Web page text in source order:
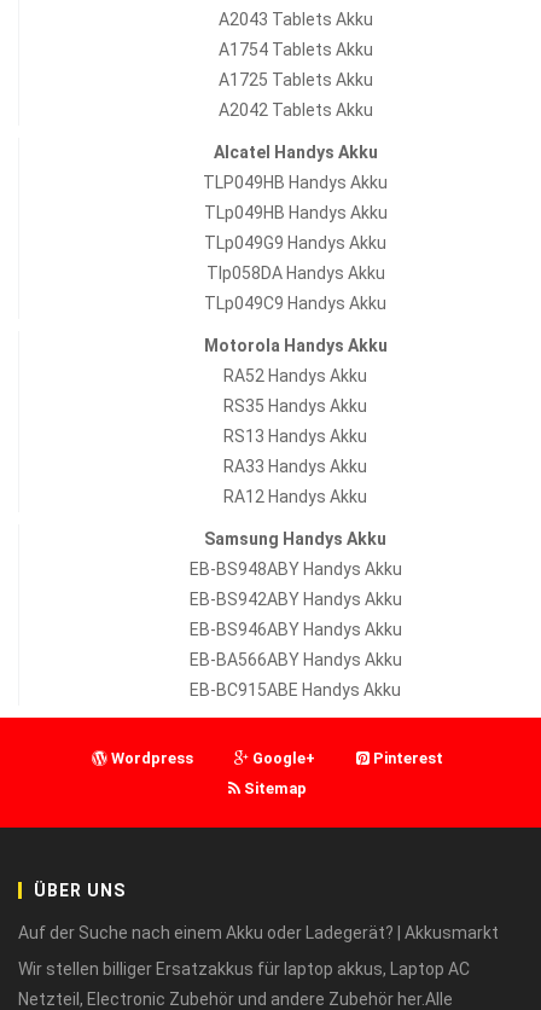
A2043 Tablets Akku
A1754 Tablets Akku
A1725 Tablets Akku
A2042 Tablets Akku
Alcatel Handys Akku
TLP049HB Handys Akku
TLp049HB Handys Akku
TLp049G9 Handys Akku
Tlp058DA Handys Akku
TLp049C9 Handys Akku
Motorola Handys Akku
RA52 Handys Akku
RS35 Handys Akku
RS13 Handys Akku
RA33 Handys Akku
RA12 Handys Akku
Samsung Handys Akku
EB-BS948ABY Handys Akku
EB-BS942ABY Handys Akku
EB-BS946ABY Handys Akku
EB-BA566ABY Handys Akku
EB-BC915ABE Handys Akku
Wordpress Google+
Pinterest
Sitemap
ÜBER UNS
Auf der Suche nach einem Akku oder Ladegerät? | Akkusmarkt
Wir stellen billiger Ersatzakkus für laptop akkus, Laptop AC
Netzteil, Electronic Zubehör und andere Zubehör her.Alle